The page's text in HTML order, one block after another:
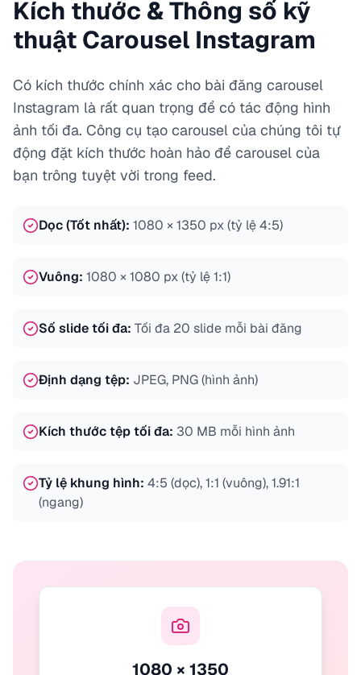
Kích thước & Thông số kỹ
thuật Carousel Instagram
Có kích thước chính xác cho bài đăng carousel
Instagram là rất quan trọng để có tác động hình
ảnh tối đa. Công cụ tạo carousel của chúng tôi tự
động đặt kích thước hoàn hảo để carousel của
bạn trông tuyệt vời trong feed.
Dọc (Tốt nhất): 1080 × 1350 px (tỷ lệ 4:5)
Vuông: 1080 × 1080 px (tỷ lệ 1:1)
Số slide tối đa: Tối đa 20 slide mỗi bài đăng
Định dạng tệp: JPEG, PNG (hình ảnh)
Kích thước tệp tối đa: 30 MB mỗi hình ảnh
Tỷ lệ khung hình: 4:5 (dọc), 1:1 (vuông), 1.91:1
(ngang)
1080 × 1350